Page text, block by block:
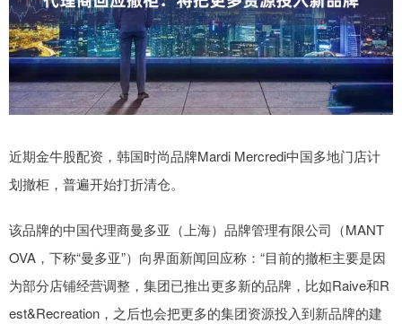
近期金牛股配资，韩国时尚品牌Mardi Mercredi中国多地门店计
划撤柜，普遍开始打折清仓。
该品牌的中国代理商曼多亚（上海）品牌管理有限公司（MANT
OVA，下称“曼多亚”）向界面新闻回应称：“目前的撤柜主要是因
为部分店铺经营调整，集团已推出更多新的品牌，比如Raive和R
est&Recreation，之后也会把更多的集团资源投入到新品牌的建